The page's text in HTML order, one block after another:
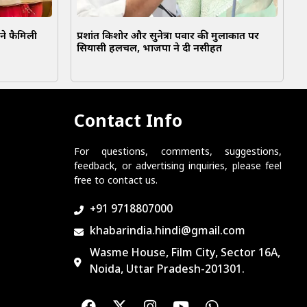
फैमिली
प्रशांत किशोर और सुनेत्रा पवार की मुलाकात पर
सियासी हलचल, भाजपा ने दी नसीहत
Contact Info
For questions, comments, suggestions,
feedback, or advertising inquiries, please feel
free to contact us.
+91 9718807000
khabarindia.hindi@gmail.com
Wasme House, Film City, Sector 16A,
Noida, Uttar Pradesh-201301.